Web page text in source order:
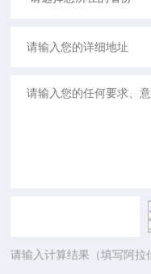
请输入计算结果（填写阿拉